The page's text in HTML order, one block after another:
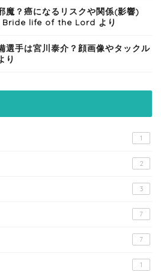
魔？癌になるリスクや関係(影響)
Bride life of the Lord より
選手は宮川泰介？顔画像やタックル
り
1
2
3
7
7
1